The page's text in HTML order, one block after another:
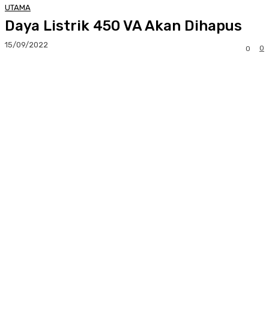
UTAMA
Daya Listrik 450 VA Akan Dihapus
15/09/2022 0
0